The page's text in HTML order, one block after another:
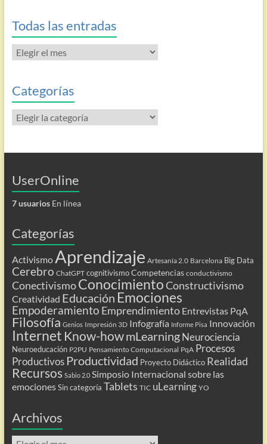
Todas las entradas
Todas
las
Categorías
Categorías
UserOnline
7 usuariosEn línea
Categorías
Activismo Aprendizaje Artesanía 2.0 Barcelona Big Data
Cerebro ChatGPT cognitivismo Competencias conductivismo
ConectivismoConocimientoConstructivismo
Creatividad Educación Emociones
Empoderamiento Emprendimiento Entrevistas PqA
Filosofía Genios Impresión 3D Infografía Informe Pisa Innovación
Internet Know-howmLearning Neurociencia
Neuroeducación P2PU Pensamiento Computacional PqA Procesos
Productivos Productividad Proyecto Didáctico Realidad
Recursos Sabio 2.0 Simposio Internacional sobre las
emociones Sin categoría Tablets TIC uLearning YO
Archivos
Archivos